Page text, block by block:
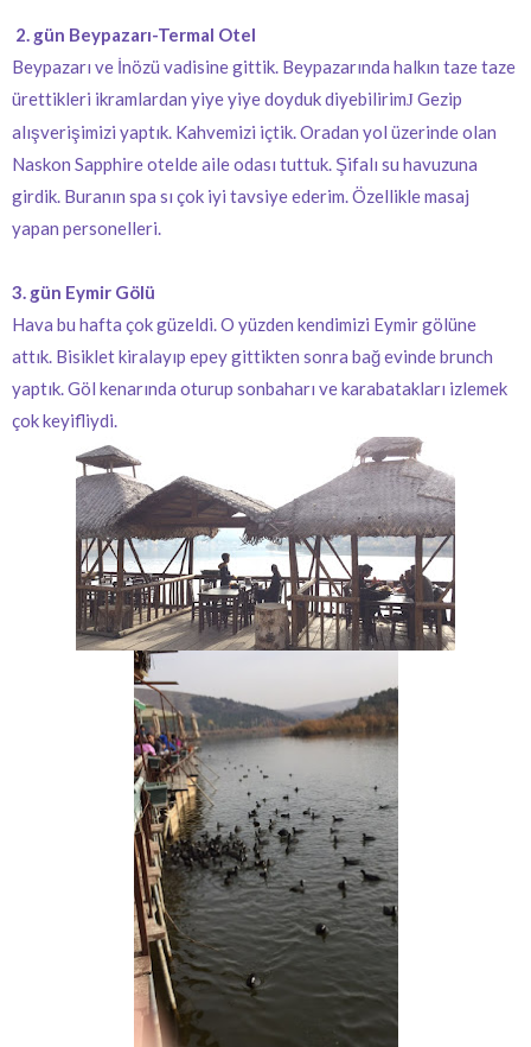
2. gün Beypazarı-Termal Otel
Beypazarı ve İnözü vadisine gittik. Beypazarında halkın taze taze
ürettikleri ikramlardan yiye yiye doyduk diyebilirimJGezip
alışverişimizi yaptık. Kahvemizi içtik. Oradan yol üzerinde olan
Naskon Sapphire otelde aile odası tuttuk. Şifalı su havuzuna
girdik. Buranın spa sı çok iyi tavsiye ederim. Özellikle masaj
yapan personelleri.
3. gün Eymir Gölü
Hava bu hafta çok güzeldi. O yüzden kendimizi Eymir gölüne
attık. Bisiklet kiralayıp epey gittikten sonra bağ evinde brunch
yaptık. Göl kenarında oturup sonbaharı ve karabatakları izlemek
çok keyifliydi.